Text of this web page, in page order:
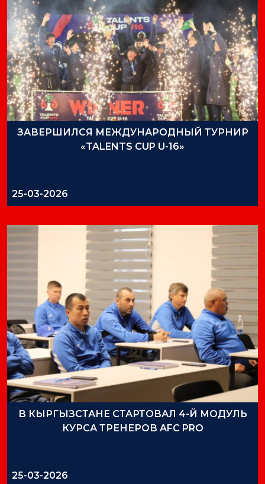
ЗАВЕРШИЛСЯ МЕЖДУНАРОДНЫЙ ТУРНИР
«TALENTS CUP U-16»
25-03-2026
В КЫРГЫЗСТАНЕ СТАРТОВАЛ 4-Й МОДУЛЬ
КУРСА ТРЕНЕРОВ AFC PRO
25-03-2026